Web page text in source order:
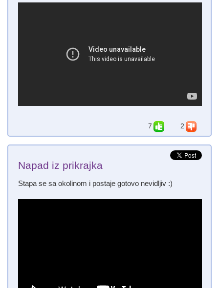
7 2
Napad iz prikrajka
Stapa se sa okolinom i postaje gotovo nevidljiv :)